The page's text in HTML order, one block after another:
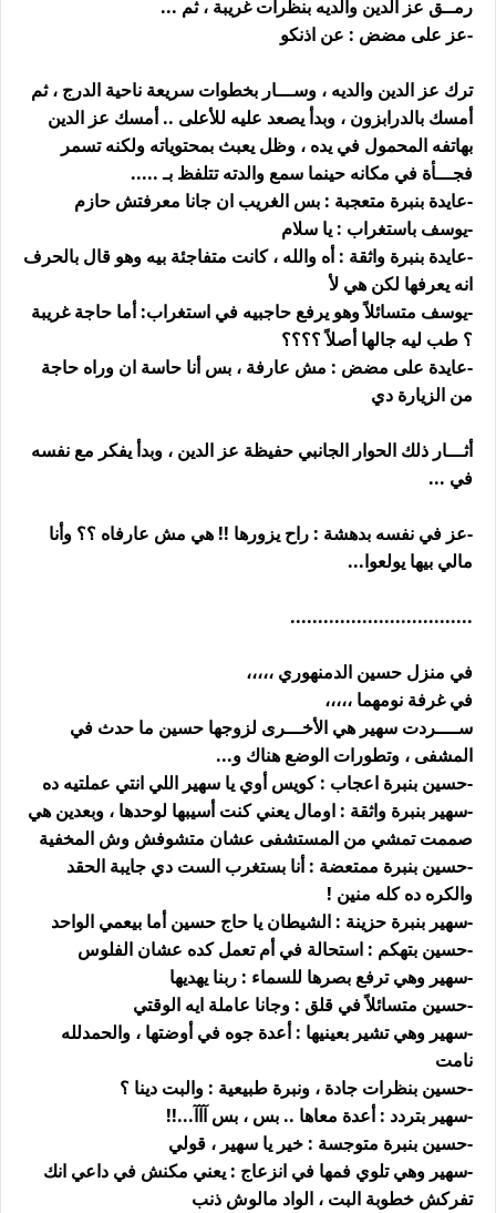
رمــق عز الدين والديه بنظرات غريبة ، ثم ...
-عز على مضض : عن اذنكو
ترك عز الدين والديه ، وســـار بخطوات سريعة ناحية الدرج ، ثم
أمسك بالدرابزون ، وبدأ يصعد عليه للأعلى .. أمسك عز الدين
بهاتفه المحمول في يده ، وظل يعبث بمحتوياته ولكنه تسمر
فجـــأة في مكانه حينما سمع والدته تتلفظ بـ .....
-عايدة بنبرة متعجبة : بس الغريب ان جانا معرفتش حازم
-يوسف باستغراب : يا سلام
-عايدة بنبرة واثقة : أه والله ، كانت متفاجئة بيه وهو قال بالحرف
انه يعرفها لكن هي لأ
-يوسف متسائلاً وهو يرفع حاجبيه في استغراب: أما حاجة غريبة
؟ طب ليه جالها أصلاً ؟؟؟؟
-عايدة على مضض : مش عارفة ، بس أنا حاسة ان وراه حاجة
من الزيارة دي
أثـــار ذلك الحوار الجانبي حفيظة عز الدين ، وبدأ يفكر مع نفسه
في ...
-عز في نفسه بدهشة : راح يزورها !! هي مش عارفاه ؟؟ وأنا
مالي بيها يولعوا...
.................................
في منزل حسين الدمنهوري ،،،،،
في غرفة نومهما ،،،،،
ســــردت سهير هي الأخـــرى لزوجها حسين ما حدث في
المشفى ، وتطورات الوضع هناك و...
-حسين بنبرة اعجاب : كويس أوي يا سهير اللي انتي عملتيه ده
-سهير بنبرة واثقة : اومال يعني كنت أسيبها لوحدها ، وبعدين هي
صممت تمشي من المستشفى عشان متشوفش وش المخفية
-حسين بنبرة ممتعضة : أنا بستغرب الست دي جايبة الحقد
والكره ده كله منين !
-سهير بنبرة حزينة : الشيطان يا حاج حسين أما بيعمي الواحد
-حسين بتهكم : استحالة في أم تعمل كده عشان الفلوس
-سهير وهي ترفع بصرها للسماء : ربنا يهديها
-حسين متسائلاً في قلق : وجانا عاملة ايه الوقتي
-سهير وهي تشير بعينيها : أعدة جوه في أوضتها ، والحمدلله
نامت
-حسين بنظرات جادة ، ونبرة طبيعية : والبت دينا ؟
-سهير بتردد : أعدة معاها .. بس ، بس آآآ...!!
-حسين بنبرة متوجسة : خير يا سهير ، قولي
-سهير وهي تلوي فمها في انزعاج : يعني مكنش في داعي انك
تفركش خطوبة البت ، الواد مالوش ذنب